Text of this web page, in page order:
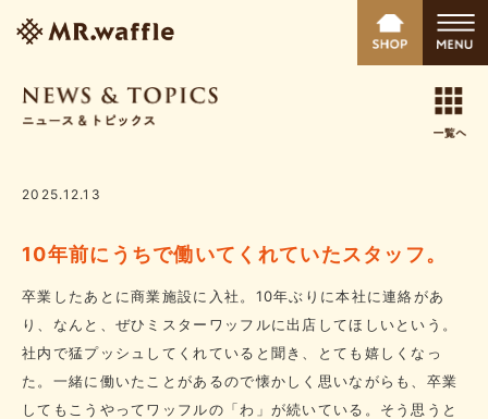
2025.12.13
10年前にうちで働いてくれていたスタッフ。
卒業したあとに商業施設に入社。10年ぶりに本社に連絡があ
り、なんと、ぜひミスターワッフルに出店してほしいという。
社内で猛プッシュしてくれていると聞き、とても嬉しくなっ
た。一緒に働いたことがあるので懐かしく思いながらも、卒業
してもこうやってワッフルの「わ」が続いている。そう思うと